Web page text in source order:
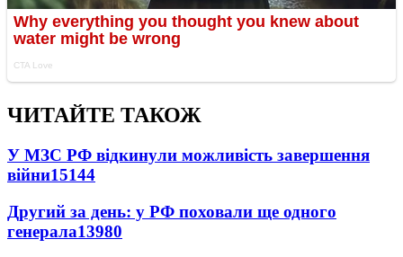
ЧИТАЙТЕ ТАКОЖ
У МЗС РФ відкинули можливість завершення
війни15144
Другий за день: у РФ поховали ще одного
генерала13980